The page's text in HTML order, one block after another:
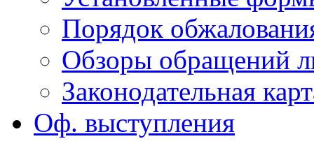
Порядок
Обзоры обращений
Законодательная
Оф. выступления